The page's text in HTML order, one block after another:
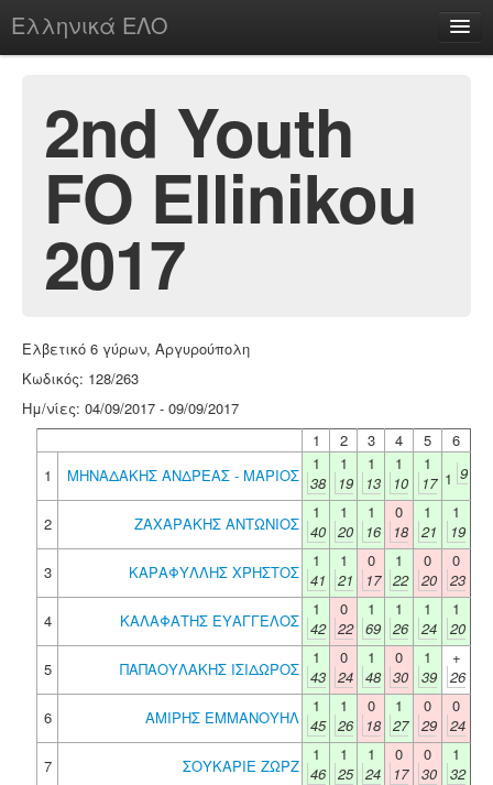
Ελληνικά ΕΛΟ
chesstu.be @ discord
Login
2nd Youth
FO Ellinikou
2017
Ελβετικό 6 γύρων, Αργυρούπολη
Κωδικός: 128/263
Ημ/νίες: 04/09/2017 - 09/09/2017
1
2 3 4 5
6
1
ΜΗΝΑΔΑΚΗΣ ΑΝΔΡΕΑΣ - ΜΑΡΙΟΣ
1
38
1
19
1
13
1
10
1
17 1 9
2 ΖΑΧΑΡΑΚΗΣ ΑΝΤΩΝΙΟΣ
1
40
1
20
1
16
0
18
1
21
1
19
3
ΚΑΡΑΦΥΛΛΗΣ ΧΡΗΣΤΟΣ
1
41
1
21
0
17
1
22
0
20
0
23
4
ΚΑΛΑΦΑΤΗΣ ΕΥΑΓΓΕΛΟΣ
1
42
0
22
1
69
1
26
1
24
1
20
5
ΠΑΠΑΟΥΛΑΚΗΣ ΙΣΙΔΩΡΟΣ
1
43
0
24
1
48
0
30
1
39
+
26
6
ΑΜΙΡΗΣ ΕΜΜΑΝΟΥΗΛ
1
45
1
26
0
18
1
27
0
29
0
24
7
ΣΟΥΚΑΡΙΕ ΖΩΡΖ
1
46
1
25
1
24
0
17
0
30
1
32